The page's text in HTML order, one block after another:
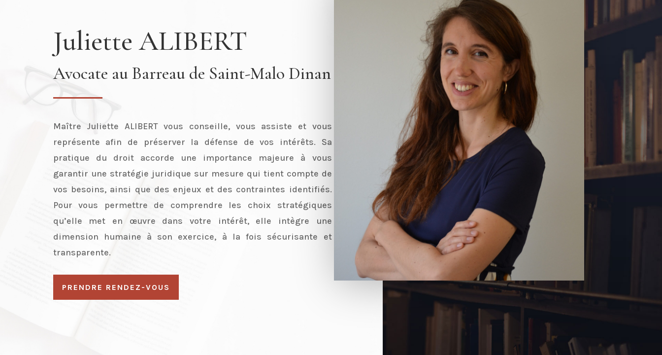
Juliette ALIBERT
Avocate au Barreau de Saint-Malo Dinan
Maître Juliette ALIBERT vous conseille, vous assiste et vous
représente afin de préserver la défense de vos intérêts. Sa
pratique du droit accorde une importance majeure à vous
garantir une stratégie juridique sur mesure qui tient compte de
vos besoins, ainsi que des enjeux et des contraintes identifiés.
Pour vous permettre de comprendre les choix stratégiques
qu’elle met en œuvre dans votre intérêt, elle intègre une
dimension humaine à son exercice, à la fois sécurisante et
transparente.
PRENDRE RENDEZ-VOUS